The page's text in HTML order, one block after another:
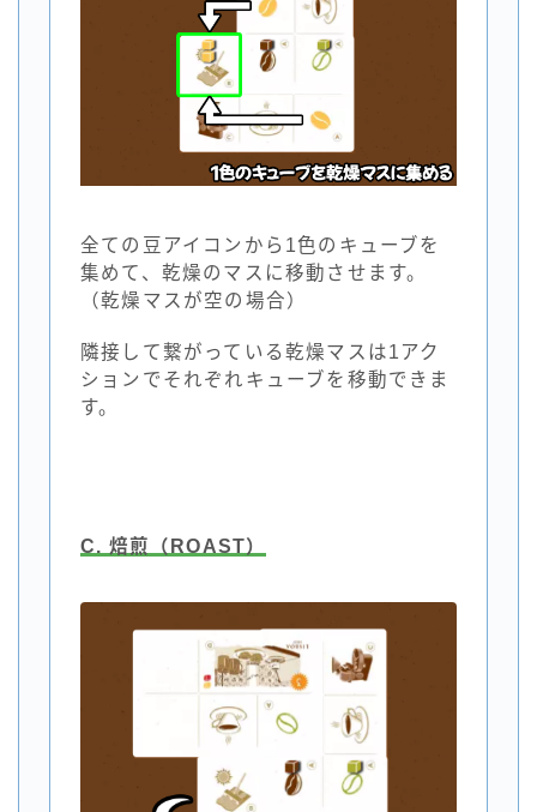
全ての豆アイコンから1色のキューブを
集めて、乾燥のマスに移動させます。
（乾燥マスが空の場合）
隣接して繋がっている乾燥マスは1アク
ションでそれぞれキューブを移動できま
す。
C. 焙煎（ROAST）